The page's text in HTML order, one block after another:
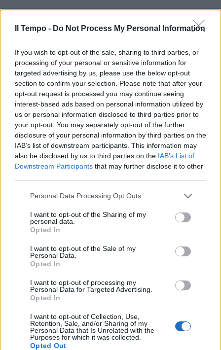
Il Tempo - Do Not Process My Personal Information
If you wish to opt-out of the sale, sharing to third parties, or
processing of your personal or sensitive information for
targeted advertising by us, please use the below opt-out
section to confirm your selection. Please note that after your
opt-out request is processed you may continue seeing
interest-based ads based on personal information utilized by
us or personal information disclosed to third parties prior to
your opt-out. You may separately opt-out of the further
disclosure of your personal information by third parties on the
IAB’s list of downstream participants. This information may
also be disclosed by us to third parties on the IAB’s List of
Downstream Participants that may further disclose it to other
Personal Data Processing Opt Outs
I want to opt-out of the Sharing of my
personal data.
Opted In
I want to opt-out of the Sale of my
Personal Data.
Opted In
I want to opt-out of processing my
Personal Data for Targeted Advertising.
Opted In
I want to opt-out of Collection, Use,
Retention, Sale, and/or Sharing of my
Personal Data that Is Unrelated with the
Purposes for which it was collected.
Opted Out
In evidenza